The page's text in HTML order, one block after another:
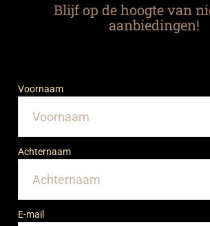
Blijf op de hoogte van
aanbiedingen!
Voornaam
Achternaam
E-mail